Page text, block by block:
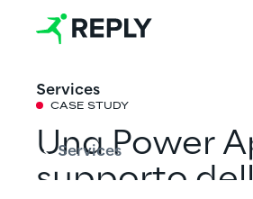
Services
Services
CASE STUDY
Una Power
supporto